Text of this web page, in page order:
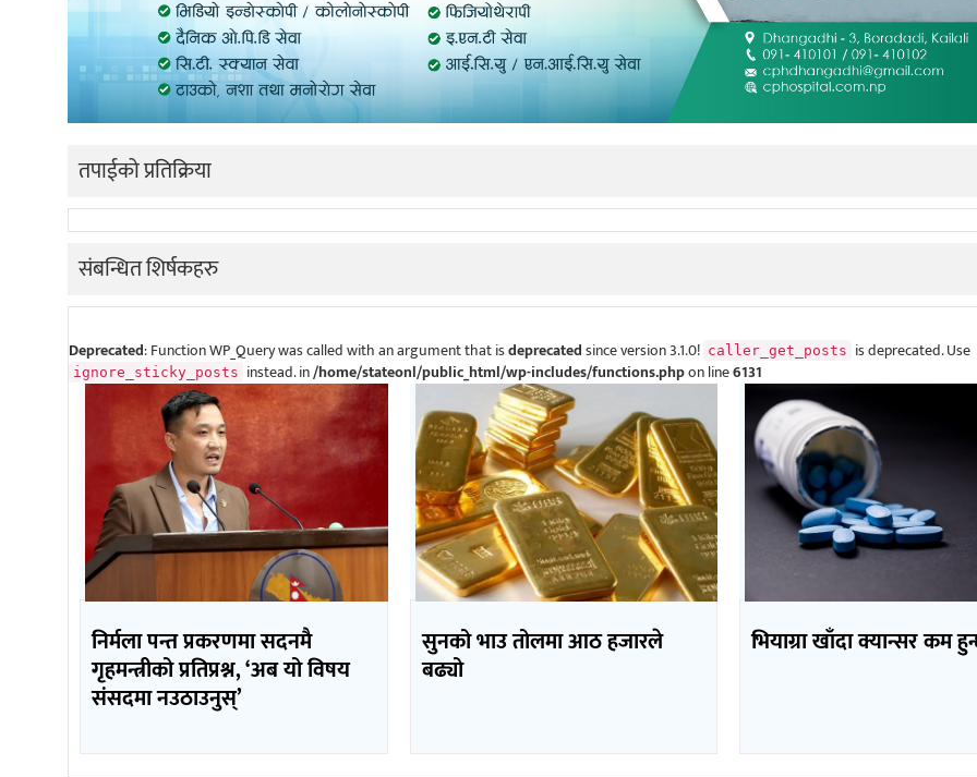
तपाईको प्रतिक्रिया
संबन्धित शिर्षकहरु
Deprecated: Function WP_Query was called with an argument that isdeprecatedsince version 3.1.0! caller_get_posts is deprecated. Use
ignore_sticky_posts instead. in/home/stateonl/public_html/wp-includes/functions.phpon line6131
निर्मला पन्त प्रकरणमा सदनमै
गृहमन्त्रीको प्रतिप्रश्न, ‘अब यो विषय
संसदमा नउठाउनुस्’
सुनको भाउ तोलमा आठ हजारले
बढ्यो
भियाग्रा खाँदा क्यान्सर कम